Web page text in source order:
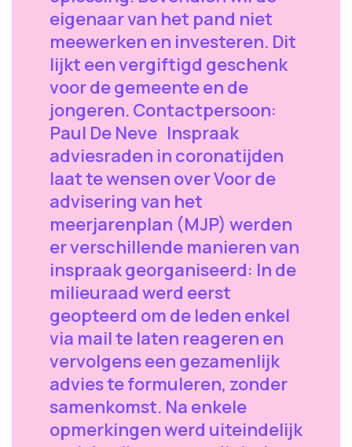
eigenaar van het pand niet
meewerken en investeren. Dit
lijkt een vergiftigd geschenk
voor de gemeente en de
jongeren. Contactpersoon:
Paul De Neve Inspraak
adviesraden in coronatijden
laat te wensen over Voor de
advisering van het
meerjarenplan (MJP) werden
er verschillende manieren van
inspraak georganiseerd: In de
milieuraad werd eerst
geopteerd om de leden enkel
via mail te laten reageren en
vervolgens een gezamenlijk
advies te formuleren, zonder
samenkomst. Na enkele
opmerkingen werd uiteindelijk